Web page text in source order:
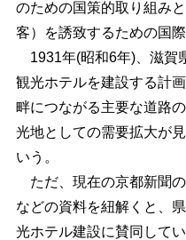
のための国策的取り組み
客）を誘致するための国
1931年(昭和6年)、滋賀
観光ホテルを建設する計
畔につながる主要な道路
光地としての需要拡大が
いう。
ただ、現在の京都新聞の
などの資料を紐解くと、
光ホテル建設に賛同して